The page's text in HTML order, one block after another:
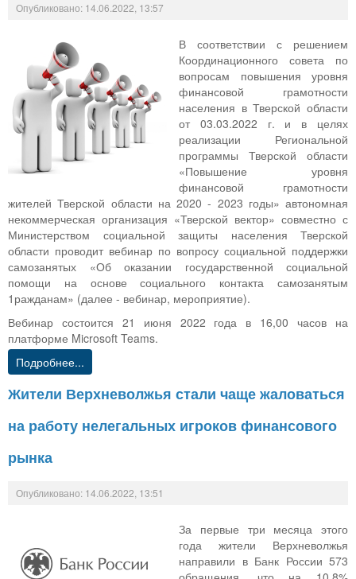
Опубликовано: 14.06.2022, 13:57
В соответствии с решением
Координационного совета по
вопросам повышения уровня
финансовой грамотности
населения в Тверской области
от 03.03.2022 г. и в целях
реализации Региональной
программы Тверской области
«Повышение уровня
финансовой грамотности
жителей Тверской области на 2020 - 2023 годы» автономная
некоммерческая организация «Тверской вектор» совместно с
Министерством социальной защиты населения Тверской
области проводит вебинар по вопросу социальной поддержки
самозанятых «Об оказании государственной социальной
помощи на основе социального контакта самозанятым
1ражданам» (далее - вебинар, мероприятие).
Вебинар состоится 21 июня 2022 года в 16,00 часов на
платформе Microsoft Teams.
Подробнее...
Жители Верхневолжья стали чаще жаловаться
на работу нелегальных игроков финансового
рынка
Опубликовано: 14.06.2022, 13:51
За первые три месяца этого
года жители Верхневолжья
направили в Банк России 573